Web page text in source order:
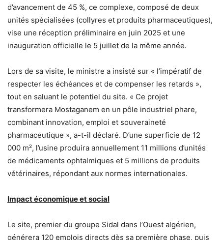
d’avancement de 45 %, ce complexe, composé de deux
unités spécialisées (collyres et produits pharmaceutiques),
vise une réception préliminaire en juin 2025 et une
inauguration officielle le 5 juillet de la même année.
Lors de sa visite, le ministre a insisté sur « l’impératif de
respecter les échéances et de compenser les retards »,
tout en saluant le potentiel du site. « Ce projet
transformera Mostaganem en un pôle industriel phare,
combinant innovation, emploi et souveraineté
pharmaceutique », a-t-il déclaré. D’une superficie de 12
000 m², l’usine produira annuellement 11 millions d’unités
de médicaments ophtalmiques et 5 millions de produits
vétérinaires, répondant aux normes internationales.
Impact économique et social
Le site, premier du groupe Sidal dans l’Ouest algérien,
générera 120 emplois directs dès sa première phase, puis